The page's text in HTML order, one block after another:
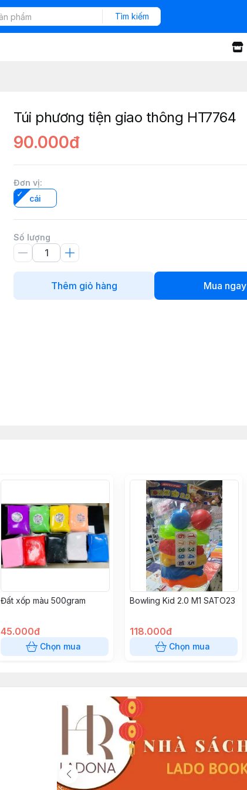
Tìm kiếm
Túi phương tiện giao thông HT7764
90.000đ
Đơn vị:
cái
Số lượng
Thêm giỏ hàng Mua ngay
Đất xốp màu 500gram
45.000đ
Chọn mua
Bowling Kid 2.0 M1 SATO23
118.000đ
Chọn mua